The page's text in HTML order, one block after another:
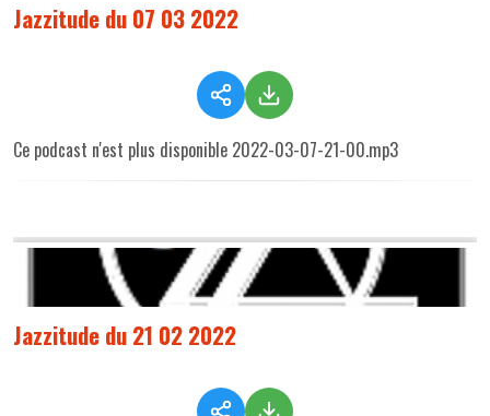
Jazzitude du 07 03 2022
Ce podcast n'est plus disponible 2022-03-07-21-00.mp3
Jazzitude du 21 02 2022